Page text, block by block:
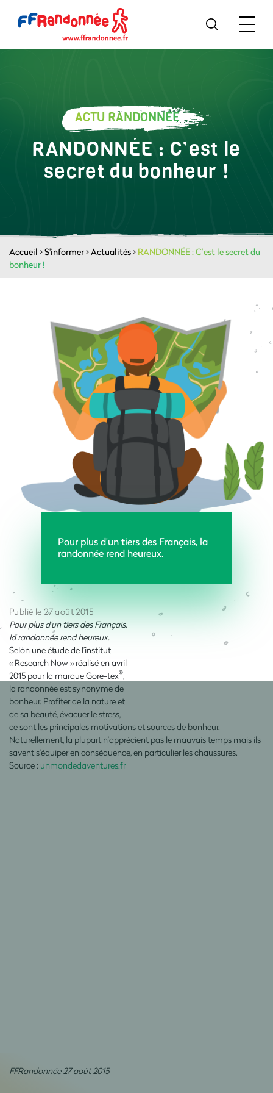
ACTU RANDONNÉE
RANDONNÉE : C’est le
secret du bonheur !
Accueil >S'informer>Actualités> RANDONNÉE : C’est le secret du
bonheur !
Pour plus d’un tiers des Français, la
randonnée rend heureux.
Publié le 27 août 2015
Pour plus d’un tiers des Français,
la randonnée rend heureux.
Selon une étude de l’institut
« Research Now » réalisé en avril
2015 pour la marque Gore-tex®,
la randonnée est synonyme de
bonheur. Profiter de la nature et
de sa beauté, évacuer le stress,
ce sont les principales motivations et sources de bonheur.
Naturellement, la plupart n’apprécient pas le mauvais temps mais ils
savent s’équiper en conséquence, en particulier les chaussures.
Source : unmondedaventures.fr
FFRandonnée 27 août 2015